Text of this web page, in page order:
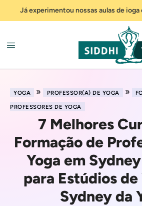
Já experimentou nossas aulas de ioga
YOGA » PROFESSOR(A) DE YOGA »
PROFESSORES DE YOGA
7 Melhores
Formação de
Yoga em
para Estúdios de
Sydney da